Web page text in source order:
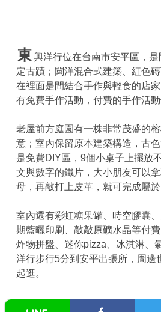
東興洋行位在台南市安平區，
定古蹟；閩洋混合式建築、紅色
在裡面是間結合手作與輕食的店
有免費手作活動，付費的手作活動
老屋前方庭園有一株非常茂盛的
意；室內保留原本建築構造，古
是免費DIY區，9個小桌子上擺放
文與數字的鐵片，大小朋友可以
母，再敲打上皮革，就可完成屬於
室內還有彩虹糖果罐、時空膠囊
期藍曬印刷、敲敲原礦水晶等付
炸物拼盤、迷你pizza、冰淇淋、
洋行步行5分到安平出張所，周邊
起逛。